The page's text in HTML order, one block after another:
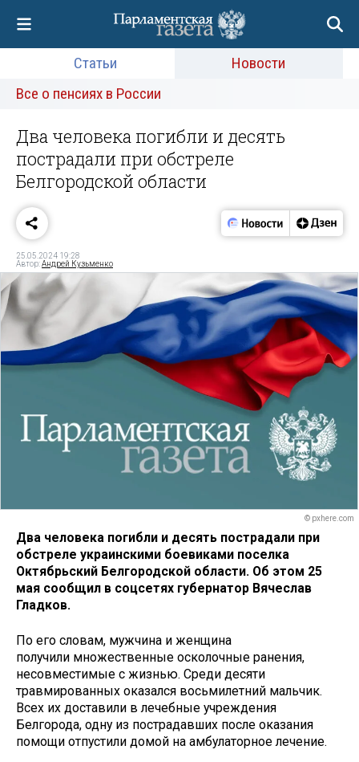
Статьи
Новости
Все о пенсиях в России
Два человека погибли и десять
пострадали при обстреле
Белгородской области
25.05.2024 19:28
Автор:Андрей Кузьменко
© pxhere.com
Два человека погибли и десять пострадали при
обстреле украинскими боевиками поселка
Октябрьский Белгородской области. Об этом 25
мая сообщил в соцсетях губернатор Вячеслав
Гладков.
По его словам, мужчина и женщина
получили множественные осколочные ранения,
несовместимые с жизнью. Среди десяти
травмированных оказался восьмилетний мальчик.
Всех их доставили в лечебные учреждения
Белгорода, одну из пострадавших после оказания
помощи отпустили домой на амбулаторное лечение.